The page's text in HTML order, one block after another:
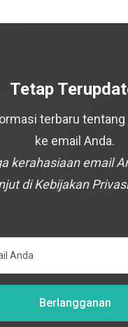
Tetap
terbaru
ke email Anda.
kerahasiaan email
di Kebijakan
Berlangganan